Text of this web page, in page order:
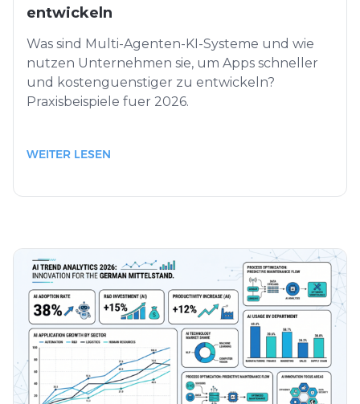
entwickeln
Was sind Multi-Agenten-KI-Systeme und wie
nutzen Unternehmen sie, um Apps schneller
und kostenguenstiger zu entwickeln?
Praxisbeispiele fuer 2026.
WEITER LESEN